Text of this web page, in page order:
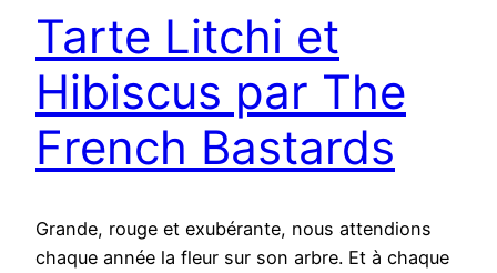
Tarte Litchi et
Hibiscus par The
French Bastards
Grande, rouge et exubérante, nous attendions
chaque année la fleur sur son arbre. Et à chaque